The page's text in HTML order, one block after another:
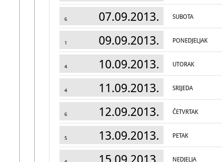
6 07.09.2013. SUBOTA
1 09.09.2013. PONEDJELJAK
4 10.09.2013. UTORAK
4 11.09.2013. SRIJEDA
6 12.09.2013. ČETVRTAK
5 13.09.2013. PETAK
NEDJELJA